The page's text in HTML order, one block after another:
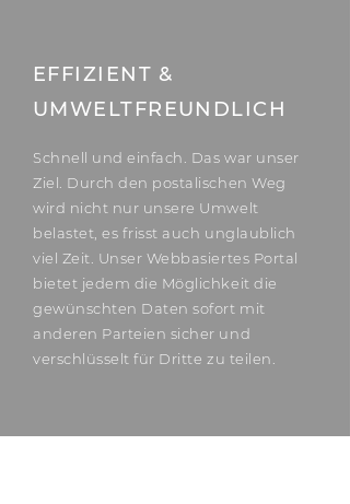
EFFIZIENT &
UMWELTFREUNDLICH
Schnell und einfach. Das war unser
Ziel. Durch den postalischen Weg
wird nicht nur unsere Umwelt
belastet, es frisst auch unglaublich
viel Zeit. Unser Webbasiertes Portal
bietet jedem die Möglichkeit die
gewünschten Daten sofort mit
anderen Parteien sicher und
verschlüsselt für Dritte zu teilen.